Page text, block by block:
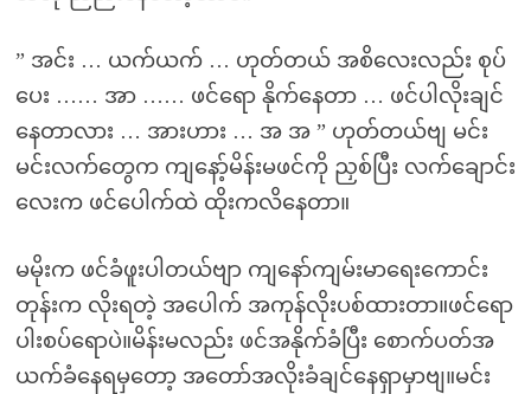
” အင်း … ယက်ယက် … ဟုတ်တယ် အစိလေးလည်း စုပ်
ပေး …… အာ …… ဖင်ရော နိုက်နေတာ … ဖင်ပါလိုးချင်
နေတာလား … အားဟား … အ အ ” ဟုတ်တယ်ဗျ မင်း
မင်းလက်တွေက ကျနော့်မိန်းမဖင်ကို ညှစ်ပြီး လက်ချောင်း
လေးက ဖင်ပေါက်ထဲ ထိုးကလိနေတာ။
မမိုးက ဖင်ခံဖူးပါတယ်ဗျာ ကျနော်ကျမ်းမာရေးကောင်း
တုန်းက လိုးရတဲ့ အပေါက် အကုန်လိုးပစ်ထားတာ။ဖင်ရော
ပါးစပ်ရောပဲ။မိန်းမလည်း ဖင်အနိုက်ခံပြီး စောက်ပတ်အ
ယက်ခံနေရမှတော့ အတော်အလိုးခံချင်နေရှာမှာဗျ။မင်း